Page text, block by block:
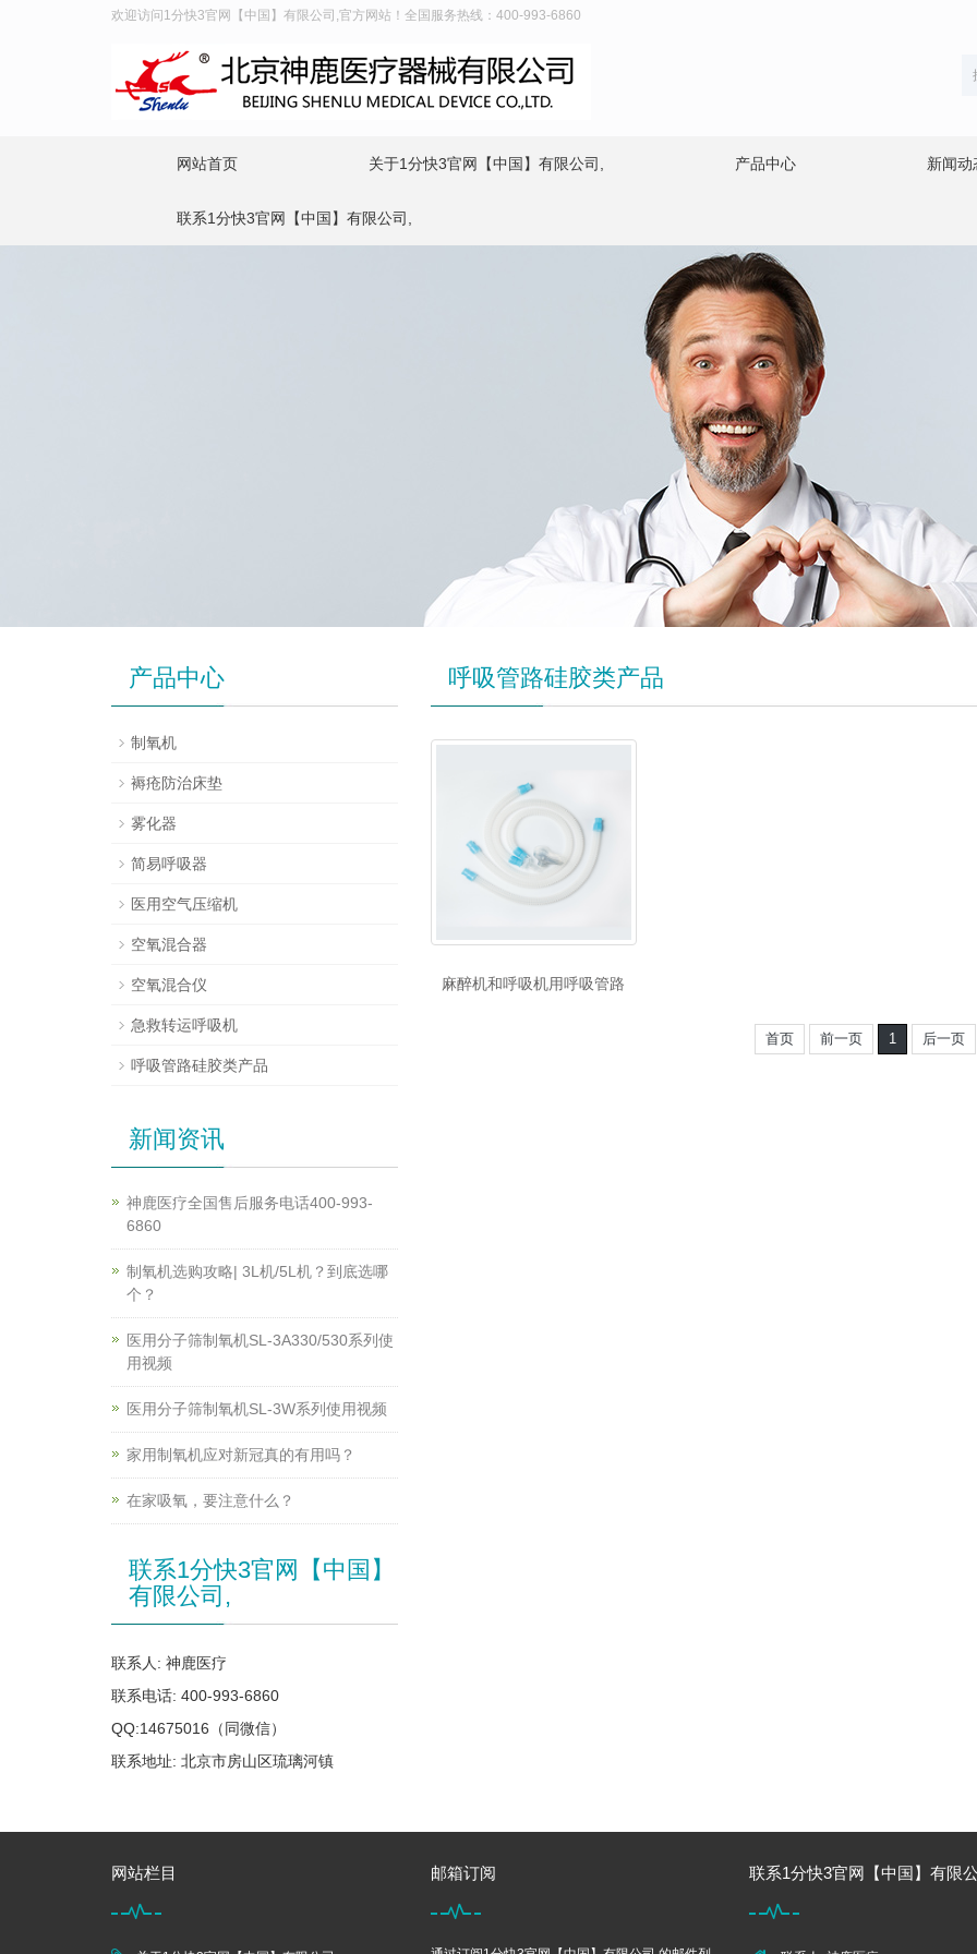
欢迎访问1分快3官网【中国】有限公司,官方网站！全国服务热线：400-993-6860
网站首页 关于1分快3官网【中国】有限公司, 产品中心 新闻动
联系1分快3官网【中国】有限公司,
呼吸管路硅胶类产品
麻醉机和呼吸机用呼吸管路
首页 前一页 1 后一页
产品中心
制氧机
褥疮防治床垫
雾化器
简易呼吸器
医用空气压缩机
空氧混合器
空氧混合仪
急救转运呼吸机
呼吸管路硅胶类产品
新闻资讯
神鹿医疗全国售后服务电话400-993-
6860
制氧机选购攻略| 3L机/5L机？到底选哪
个？
医用分子筛制氧机SL-3A330/530系列使
用视频
医用分子筛制氧机SL-3W系列使用视频
家用制氧机应对新冠真的有用吗？
在家吸氧，要注意什么？
联系1分快3官网【中国】
有限公司,
联系人: 神鹿医疗
联系电话: 400-993-6860
QQ:14675016（同微信）
联系地址: 北京市房山区琉璃河镇
网站栏目 邮箱订阅 联系1分快3官网【中国】有限